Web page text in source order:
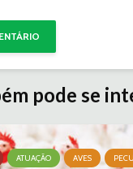
pode se
ATUAÇÃO AVES